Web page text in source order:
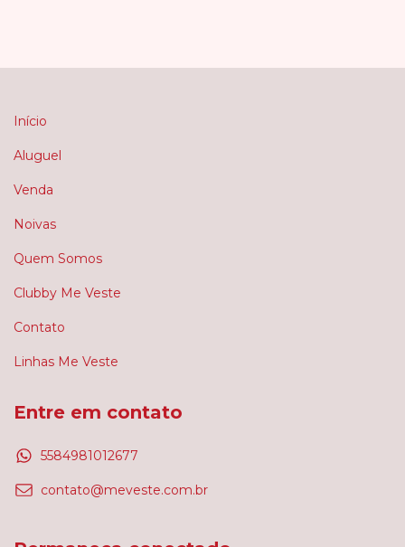
Início
Aluguel
Venda
Noivas
Quem Somos
Clubby Me Veste
Contato
Linhas Me Veste
Entre em contato
5584981012677
contato@meveste.com.br